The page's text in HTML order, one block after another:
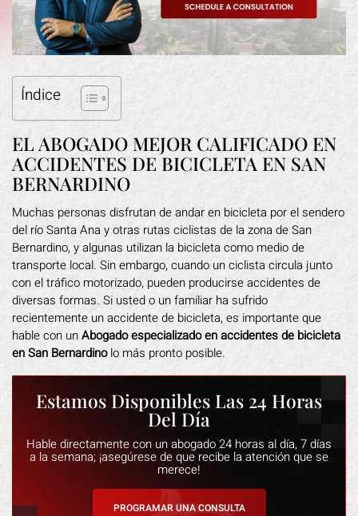
Índice
EL ABOGADO MEJOR CALIFICADO EN
ACCIDENTES DE BICICLETA EN SAN
BERNARDINO
Muchas personas disfrutan de andar en bicicleta por el sendero
del río Santa Ana y otras rutas ciclistas de la zona de San
Bernardino, y algunas utilizan la bicicleta como medio de
transporte local. Sin embargo, cuando un ciclista circula junto
con el tráfico motorizado, pueden producirse accidentes de
diversas formas. Si usted o un familiar ha sufrido
recientemente un accidente de bicicleta, es importante que
hable con unAbogado especializado en accidentes de bicicleta
en San Bernardinolo más pronto posible.
Estamos Disponibles Las 24 Horas
Del Día
Hable directamente con un abogado 24 horas al día, 7 días
a la semana; ¡asegúrese de que recibe la atención que se
merece!
PROGRAMAR UNA CONSULTA